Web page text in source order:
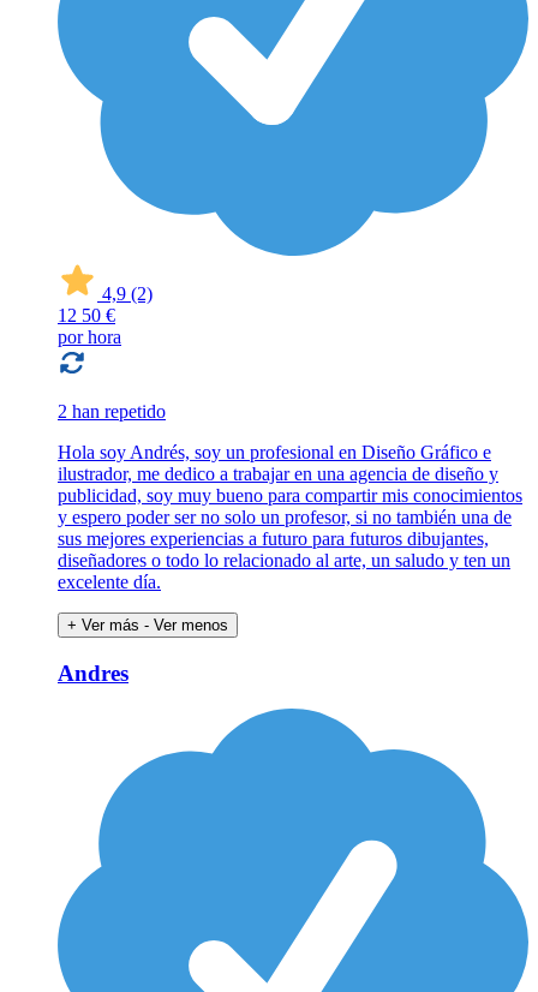
4,9 (2)
12 50 €
por hora
2 han repetido
Hola soy Andrés, soy un profesional en Diseño Gráfico e
ilustrador, me dedico a trabajar en una agencia de diseño y
publicidad, soy muy bueno para compartir mis conocimientos
y espero poder ser no solo un profesor, si no también una de
sus mejores experiencias a futuro para futuros dibujantes,
diseñadores o todo lo relacionado al arte, un saludo y ten un
excelente día.
+ Ver más - Ver menos
Andres